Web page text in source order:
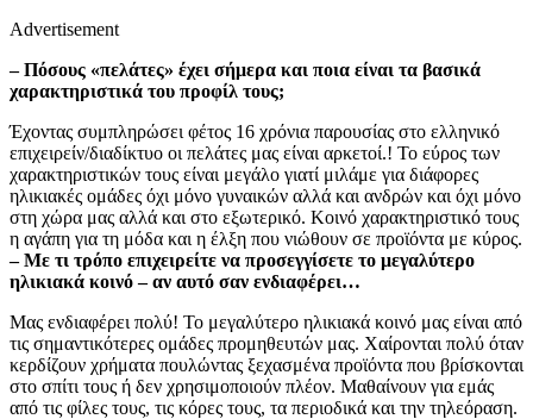
Advertisement
– Πόσους «πελάτες» έχει σήμερα και ποια είναι τα βασικά
χαρακτηριστικά του προφίλ τους;
Έχοντας συμπληρώσει φέτος 16 χρόνια παρουσίας στο ελληνικό
επιχειρείν/διαδίκτυο οι πελάτες μας είναι αρκετοί.! Το εύρος των
χαρακτηριστικών τους είναι μεγάλο γιατί μιλάμε για διάφορες
ηλικιακές ομάδες όχι μόνο γυναικών αλλά και ανδρών και όχι μόνο
στη χώρα μας αλλά και στο εξωτερικό. Κοινό χαρακτηριστικό τους
η αγάπη για τη μόδα και η έλξη που νιώθουν σε προϊόντα με κύρος.
– Με τι τρόπο επιχειρείτε να προσεγγίσετε το μεγαλύτερο
ηλικιακά κοινό – αν αυτό σαν ενδιαφέρει…
Μας ενδιαφέρει πολύ! Το μεγαλύτερο ηλικιακά κοινό μας είναι από
τις σημαντικότερες ομάδες προμηθευτών μας. Χαίρονται πολύ όταν
κερδίζουν χρήματα πουλώντας ξεχασμένα προϊόντα που βρίσκονται
στο σπίτι τους ή δεν χρησιμοποιούν πλέον. Μαθαίνουν για εμάς
από τις φίλες τους, τις κόρες τους, τα περιοδικά και την τηλεόραση.